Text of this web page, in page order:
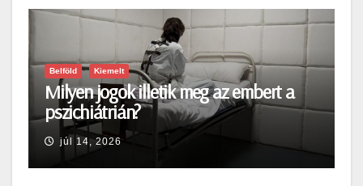
Belföld Kiemelt
Milyen jogok illetik meg az embert a
pszichiátrián?
júl 14, 2026